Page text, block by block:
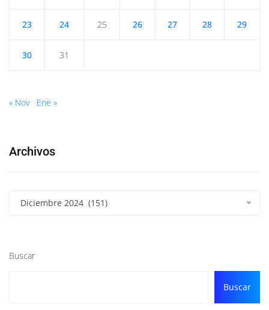
23 24 25 26 27 28 29
30 31
« Nov Ene »
Archivos
Diciembre 2024 (151)
Buscar
Buscar